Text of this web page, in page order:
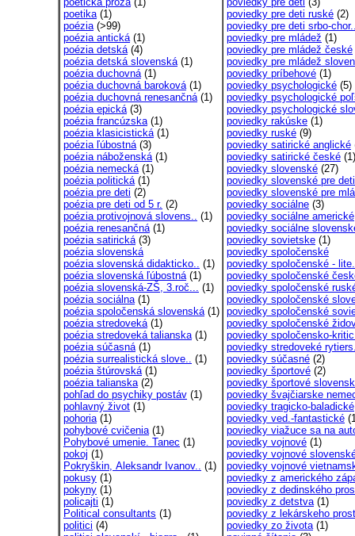
poetika(1)
poézia(>99)
poézia antická(1)
poézia detská(4)
poézia detská slovenská(1)
poézia duchovná(1)
poézia duchovná baroková(1)
poézia duchovná renesančná(1)
poézia epická(3)
poézia francúzska(1)
poézia klasicistická(1)
poézia ľúbostná(3)
poézia náboženská(1)
poézia nemecká(1)
poézia politická(1)
poézia pre deti (2)
poézia pre deti od 5 r. (2)
poézia protivojnová slovens.. (1)
poézia renesančná(1)
poézia satirická(3)
poézia slovenská
poézia slovenská didakticko.. (1)
poézia slovenská ľúbostná(1)
poézia slovenská-ZŠ, 3.roč... (1)
poézia sociálna(1)
poézia spoločenská slovenská(1)
poézia stredoveká(1)
poézia stredoveká talianska(1)
poézia súčasná(1)
poézia surrealistická slove.. (1)
poézia štúrovská(1)
poézia talianska(2)
pohľad do psychiky postáv (1)
pohlavný život (1)
pohoria(1)
pohybové cvičenia(1)
Pohybové umenie. Tanec (1)
pokoj (1)
Pokryškin, Aleksandr Ivanov.. (1)
pokusy (1)
pokyny (1)
policajti (1)
Political consultants (1)
politici (4)
poviedky pre deti ruské (2)
poviedky pre deti srbo-
poviedky pre mládež (1)
poviedky pre mládež české
poviedky pre mládež
poviedky príbehové (1)
poviedky psychologické (5)
poviedky psychologické
poviedky psychologické
poviedky rakúske (1)
poviedky ruské (9)
poviedky satirické anglické
poviedky satirické české (1)
poviedky slovenské (27)
poviedky slovenské pre deti
poviedky slovenské pre
poviedky sociálne (3)
poviedky sociálne americké
poviedky sociálne
poviedky sovietske (1)
poviedky spoločenské
poviedky spoločenské -
poviedky spoločenské
poviedky spoločenské
poviedky spoločenské
poviedky spoločenské
poviedky spoločenské
poviedky spoločensko-
poviedky stredoveké
poviedky súčasné (2)
poviedky športové (2)
poviedky športové
poviedky švajčiarske
poviedky tragicko-baladické
poviedky ved.-fantastické
poviedky viažuce sa na
poviedky vojnové (1)
poviedky vojnové
poviedky vojnové
poviedky z amerického
poviedky z dedinského
poviedky z detstva(1)
poviedky z lekárskeho
poviedky zo života(1)